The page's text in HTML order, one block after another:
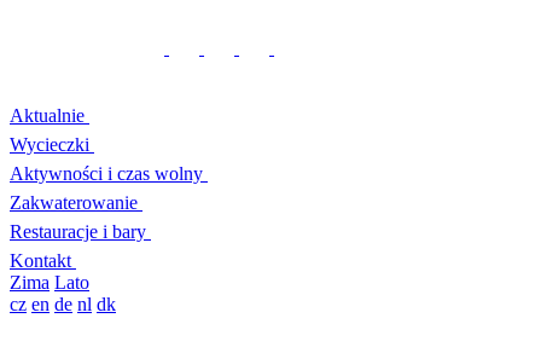
Aktualnie
Wycieczki
Aktywności i czas wolny
Zakwaterowanie
Restauracje i bary
Kontakt
Zima Lato
cz en de nl dk